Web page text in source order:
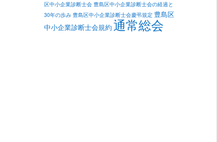
区中小企業診断士会 豊島区中小企業診断士会の経過と
30年の歩み 豊島区中小企業診断士会慶弔規定 豊島区
中小企業診断士会規約 通常総会